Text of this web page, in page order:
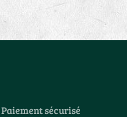
Paiement sécurisé